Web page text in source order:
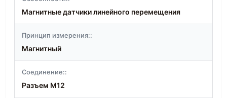
Магнитные датчики линейного перемещения
Принцип измерения::
Магнитный
Соединение::
Разъем M12